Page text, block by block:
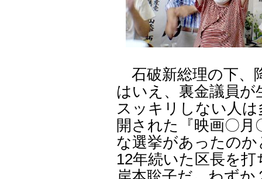
石破新総理の下、
はいえ、裏金議員
スッキリしない人
開された『映画〇
な選挙があったのか
12年続いた区長を